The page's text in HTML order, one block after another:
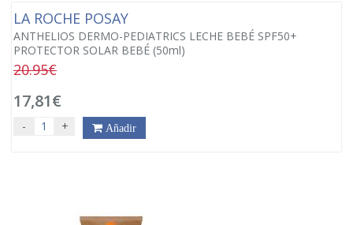
LA ROCHE POSAY
ANTHELIOS DERMO-PEDIATRICS LECHE BEBÉ SPF50+
PROTECTOR SOLAR BEBÉ (50ml)
20.95€
17,81€
- + Añadir